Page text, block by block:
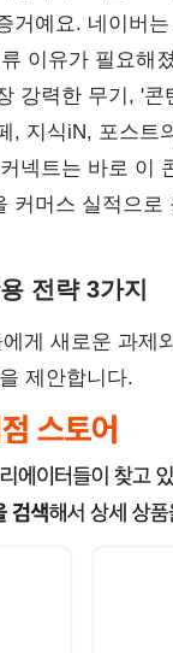
거예요. 네이버
이유가 필요해
강력한 무기, '
, 지식iN, 포스트
넥트는 바로 이
커머스 실적으
전략3가지
게 새로운 과제
제안합니다.